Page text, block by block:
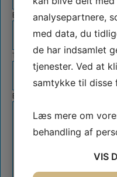
E-mail*
Telefon*
Besked
analysepartnere,
med data, du
de har indsamlet
tjenester. Ved at
samtykke til disse
Læs mere om
behandling af
VIS